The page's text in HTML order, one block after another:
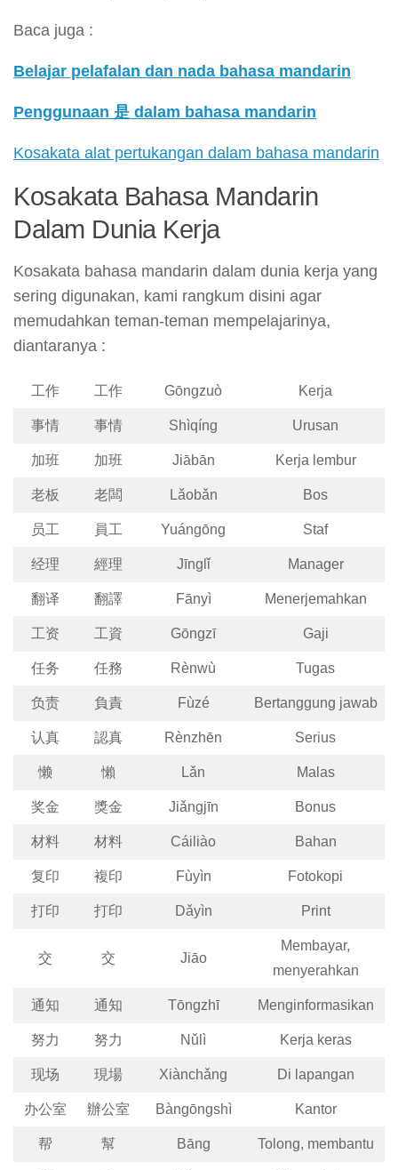
Baca juga :
Belajar pelafalan dan nada bahasa mandarin
Penggunaan 是 dalam bahasa mandarin
Kosakata alat pertukangan dalam bahasa mandarin
Kosakata Bahasa Mandarin
Dalam Dunia Kerja
Kosakata bahasa mandarin dalam dunia kerja yang
sering digunakan, kami rangkum disini agar
memudahkan teman-teman mempelajarinya,
diantaranya :
工作 工作 Gōngzuò Kerja
事情 事情 Shìqíng Urusan
加班 加班 Jiābān Kerja lembur
老板 老闆 Lǎobǎn Bos
员工 員工 Yuángōng Staf
经理 經理 Jīnglǐ Manager
翻译 翻譯 Fānyì Menerjemahkan
工资 工資 Gōngzī Gaji
任务 任務 Rènwù Tugas
负责 負責 Fùzé Bertanggung jawab
认真 認真 Rènzhēn Serius
懒 懶 Lǎn Malas
奖金 獎金 Jiǎngjīn Bonus
材料 材料 Cáiliào Bahan
复印 複印 Fùyìn Fotokopi
打印 打印 Dǎyìn Print
交 交 Jiāo
Membayar,
menyerahkan
通知 通知 Tōngzhī Menginformasikan
努力 努力 Nǔlì Kerja keras
现场 現場 Xiànchǎng Di lapangan
办公室 辦公室 Bàngōngshì Kantor
帮 幫 Bāng Tolong, membantu